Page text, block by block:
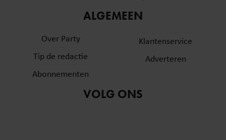
partners voor social media, adverteren en analyse. Deze
informatie die u aan ze heeft verstrekt of die ze hebben
verzameld op basis van uw gebruik van hun services. U
gebruiken.
ALGEMEEN
Over Party
Tip de redactie
Abonnementen
Klantenservice
Adverteren
VOLG ONS